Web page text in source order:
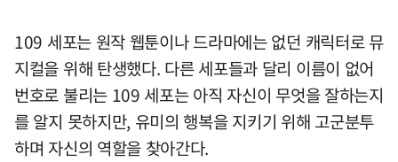
109 세포는 원작 웹툰이나 드라마에는 없던 캐릭터로 뮤
지컬을 위해 탄생했다. 다른 세포들과 달리 이름이 없어
번호로 불리는 109 세포는 아직 자신이 무엇을 잘하는지
를 알지 못하지만, 유미의 행복을 지키기 위해 고군분투
하며 자신의 역할을 찾아간다.